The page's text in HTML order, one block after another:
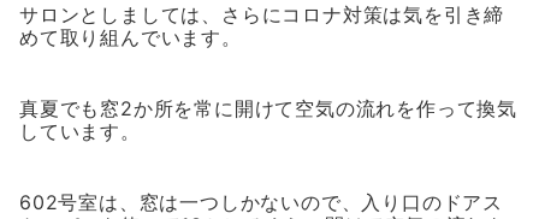
サロンとしましては、さらにコロナ対策は気を引き締
めて取り組んでいます。
真夏でも窓2か所を常に開けて空気の流れを作って換気
しています。
602号室は、窓は一つしかないので、入り口のドアス